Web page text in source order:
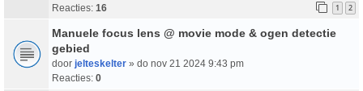
Reacties: 16 1 2
Manuele focus lens @ movie mode & ogen detectie
gebied
door jelteskelter » do nov 21 2024 9:43 pm
Reacties: 0